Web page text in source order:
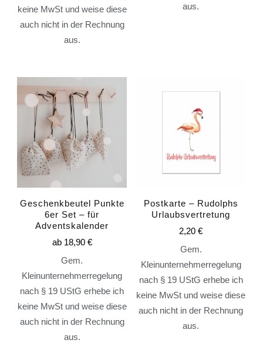
keine MwSt und weise diese
auch nicht in der Rechnung
aus.
aus.
Geschenkbeutel Punkte
6er Set – für
Adventskalender
ab 18,90 €
Gem.
Kleinunternehmerregelung
nach § 19 UStG erhebe ich
keine MwSt und weise diese
auch nicht in der Rechnung
aus.
Postkarte – Rudolphs
Urlaubsvertretung
2,20€
Gem.
Kleinunternehmerregelung
nach § 19 UStG erhebe ich
keine MwSt und weise diese
auch nicht in der Rechnung
aus.